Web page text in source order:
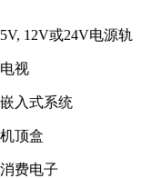
5V, 12V或24V电源轨
电视
嵌入式系统
机顶盒
消费电子